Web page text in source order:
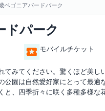
ベゴニアバードパーク
ドパーク
モバイルチケット
てみてください。驚くほど美
公園は自然愛好家にとって最
と、四季折々に咲く多種多様